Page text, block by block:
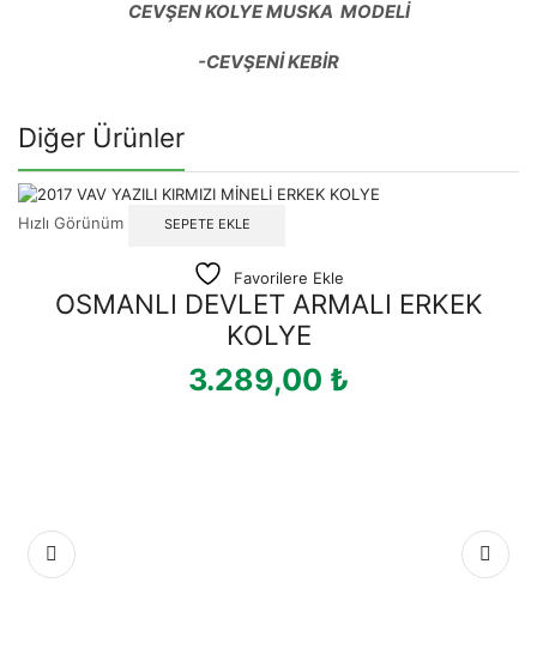
CEVŞEN KOLYE MUSKA MODELİ
-CEVŞENİ KEBİR
Diğer Ürünler
Hızlı Görünüm SEPETE EKLE
Favorilere Ekle
OSMANLI DEVLET ARMALI ERKEK
KOLYE
3.289,00 ₺